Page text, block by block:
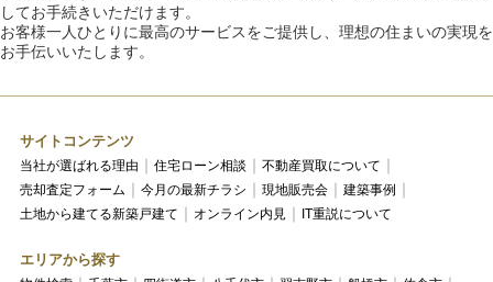
してお手続きいただけます。
お客様一人ひとりに最高のサービスをご提供し、理想の住まいの実現を
お手伝いいたします。
サイトコンテンツ
当社が選ばれる理由 住宅ローン相談
不動産買取について
売却査定フォーム
今月の最新チラシ 現地販売会
建築事例
土地から建てる新築戸建て
オンライン内見 IT重説について
エリアから探す